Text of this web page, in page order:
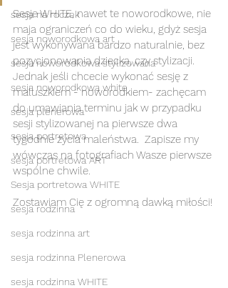
sesja na roczek
sesja noworodkowa art
sesja noworodkowa stylizowana
sesja noworodkowa white
sesja plenerowa
sesja portretowa
sesja portretowa ART
Sesja portretowa WHITE
sesja rodzinna
sesja rodzinna art
sesja rodzinna Plenerowa
sesja rodzinna WHITE
Sesje WHITE, nawet te noworodkowe, nie
maja ograniczeń co do wieku, gdyż sesja
jest wykonywana bardzo naturalnie, bez
pozycjonowania dziecka, czy stylizacji.
Jednak jeśli chcecie wykonać sesję z
maluszkiem - noworodkiem- zachęcam
do umawiania terminu jak w przypadku
sesji stylizowanej na pierwsze dwa
tygodnie życia maleństwa.  Zapisze my
wówczas na fotografiach Wasze pierwsze
wspólne chwile.
Zostawiam Cię z ogromną dawką miłości!